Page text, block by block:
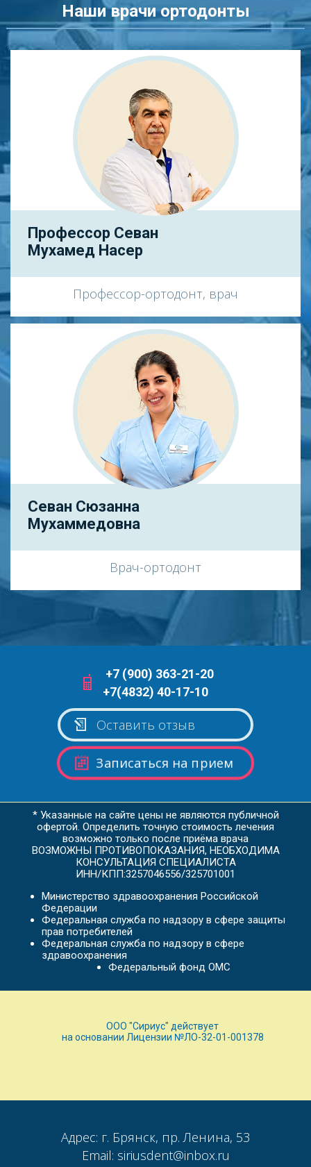
Наши врачи ортодонты
Профессор Севан
Мухамед Насер
Профессор-ортодонт, врач
Севан Сюзанна
Мухаммедовна
Врач-ортодонт
Оставить отзыв
+7 (900) 363-21-20
+7(4832) 40-17-10
Записаться на прием
* Указанные на сайте цены не являются публичной
офертой. Определить точную стоимость лечения
возможно только после приёма врача
ВОЗМОЖНЫ ПРОТИВОПОКАЗАНИЯ, НЕОБХОДИМА
КОНСУЛЬТАЦИЯ СПЕЦИАЛИСТА
ИНН/КПП:3257046556/325701001
Министерство здравоохранения Российской
Федерации
Федеральная служба по надзору в сфере защиты
прав потребителей
Федеральная служба по надзору в сфере
здравоохранения
Федеральный фонд ОМС
ООО "Сириус" действует
на основании Лицензии №ЛО-32-01-001378
Адрес: г. Брянск, пр. Ленина, 53
Email: siriusdent@inbox.ru